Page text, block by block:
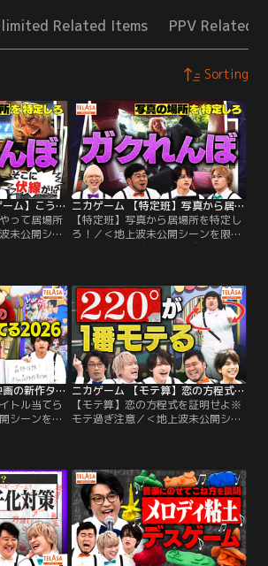
Related Items PPV Related
Sorting
ニカゲーム 【特定班ゲーム】こうやって居場所は特定される
って居場所
未公開シー
スゲーム
Ft2二階
と不気味な
居場所を特
夜完結！パ
インプレー
ニカゲーム 【特定班】写真から居場所を特定しろ！
【特定班】写真から居場所を特定し
ろ！／＜地上波未公開シーンを限定
配信！＞教育デスゲーム『ニカゲー
ケムリのちょっと不気味な教育番組
▼なんでも特定されてしまう現代社
会…写真一枚から居場所を特定せ
よ！新企画【ガクれんぼ】開幕！
ニカゲーム クレしん映画の新作タイトル当てられる？
トル当てら
シーンを限
な教育番組
スタジオで
タイトルを
ニカゲーム 【モテ算】恋の方程式を証明せよ※モテ過ぎ注意
【モテ算】恋の方程式を証明せよ※
モテ過ぎ注意／＜地上波未公開シー
マン松井ケムリのちょっと不気味な
教育番組 ▼好評につき第二弾！モテ
の方程式を作成＆解読せよ…「モテ
算」！